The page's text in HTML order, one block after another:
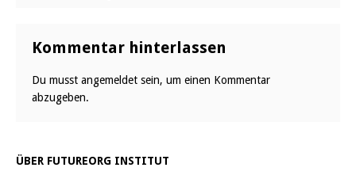
Kommentar hinterlassen
Du musst angemeldet sein, um einen Kommentar
abzugeben.
ÜBER FUTUREORG INSTITUT